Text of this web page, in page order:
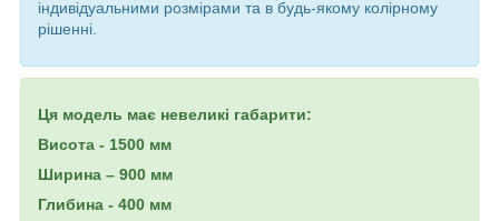
індивідуальними розмірами та в будь-якому колірному
рішенні.
Ця модель має невеликі габарити:
Висота - 1500 мм
Ширина – 900 мм
Глибина - 400 мм